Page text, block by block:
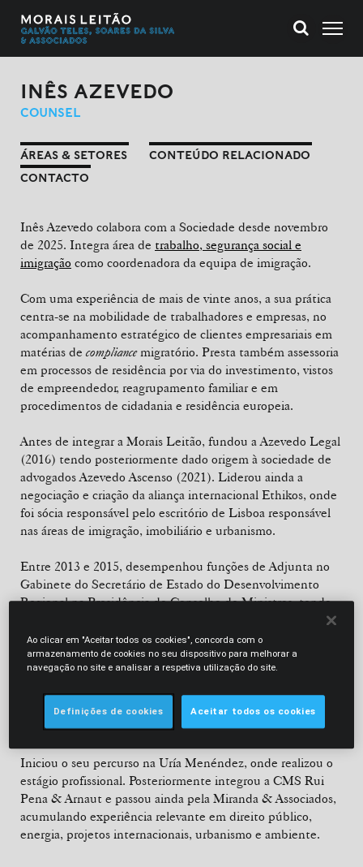
INÊS AZEVEDO
COUNSEL
ÁREAS & SETORES
CONTEÚDO RELACIONADO
CONTACTO
Inês Azevedo colabora com a Sociedade desde novembro
de 2025. Integra área de trabalho, segurança social e
imigração como coordenadora da equipa de imigração.
Com uma experiência de mais de vinte anos, a sua prática
centra-se na mobilidade de trabalhadores e empresas, no
acompanhamento estratégico de clientes empresariais em
matérias decompliancemigratório. Presta também assessoria
em processos de residência por via do investimento, vistos
de empreendedor, reagrupamento familiar e em
procedimentos de cidadania e residência europeia.
Antes de integrar a Morais Leitão, fundou a Azevedo Legal
(2016) tendo posteriormente dado origem à sociedade de
advogados Azevedo Ascenso (2021). Liderou ainda a
negociação e criação da aliança internacional Ethikos, onde
foi sócia responsável pelo escritório de Lisboa responsável
nas áreas de imigração, imobiliário e urbanismo.
Entre 2013 e 2015, desempenhou funções de Adjunta no
Gabinete do Secretário de Estado do Desenvolvimento
Regional na Presidência do Conselho de Ministros, tendo
políticas migratórias interministeriais, designadamente
participado na redação da Estratégia Migratória 2015-2020
e na revisão legislativa da Lei n.º 23/2007, bem como
representado Portugal junto da Agência Europeia dos
Direitos Fundamentais e nas iniciativas do Ano Europeu
dos Cidadãos (2013 e 2014).
Iniciou o seu percurso na Uría Menéndez, onde realizou o
estágio profissional. Posteriormente integrou a CMS Rui
Pena & Arnaut e passou ainda pela Miranda & Associados,
acumulando experiência relevante em direito público,
energia, projetos internacionais, urbanismo e ambiente.
Ao clicar em "Aceitar todos os cookies", concorda com o
armazenamento de cookies no seu dispositivo para melhorar a
navegação no site e analisar a respetiva utilização do site.
Definições de cookies Aceitar todos os cookies